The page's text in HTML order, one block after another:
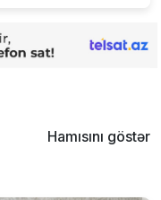
Hamısını göstər